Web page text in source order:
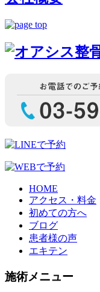
HOME
アクセス・料金
初めての方へ
ブログ
患者様の声
エキテン
施術メニュー